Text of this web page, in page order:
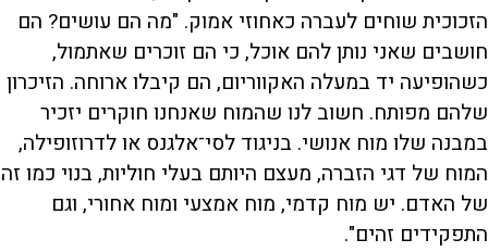
הזכוכית שוחים לעברה כאחוזי אמוק. "מה הם עושים? הם
חושבים שאני נותן להם אוכל, כי הם זוכרים שאתמול,
כשהופיעה יד במעלה האקווריום, הם קיבלו ארוחה. הזיכרון
שלהם מפותח. חשוב לנו שהמוח שאנחנו חוקרים יזכיר
במבנה שלו מוח אנושי. בניגוד לסי־אלגנס או לדרוזופילה,
המוח של דגי הזברה, מעצם היותם בעלי חוליות, בנוי כמו זה
של האדם. יש מוח קדמי, מוח אמצעי ומוח אחורי, וגם
התפקידים זהים".